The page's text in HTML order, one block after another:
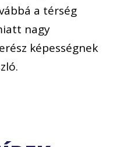
a térség
nagy
képességnek